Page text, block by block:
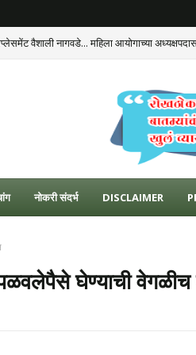
वैशाली नागवडे... महिला आयोगाच्या
नोकरी संदर्भ DISCLAIMER
घेण्याची वेगळीच